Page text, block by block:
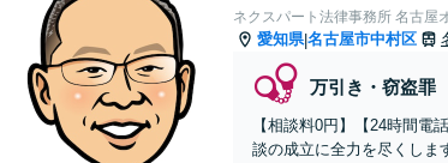
ネクスパート法律事務所 名古屋
愛知県|名古屋市中村区
万引き・窃盗罪
【相談料0円】【24時間
談の成立に全力を尽くしま